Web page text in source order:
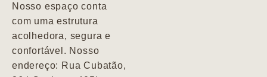
Nosso espaço conta
com uma estrutura
acolhedora, segura e
confortável. Nosso
endereço: Rua Cubatão,